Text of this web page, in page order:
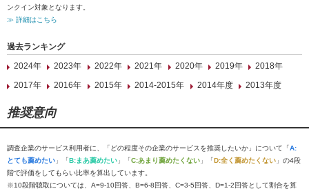
ンクイン対象となります。
≫ 詳細はこちら
過去ランキング
2024年
2023年 2022年 2021年 2020年 2019年
2018年
2017年
2016年 2015年 2014-2015年 2014年度 2013年度
推奨意向
調査企業のサービス利用者に、「どの程度その企業のサービスを推奨したいか」について「A:
とても薦めたい 」「B:まあ薦めたい 」「C:あまり薦めたくない 」「D:全く薦めたくない 」の4段
階で評価をしてもらい比率を算出しています。
※10段階聴取については、A=9-10回答、B=6-8回答、C=3-5回答、D=1-2回答として割合を算